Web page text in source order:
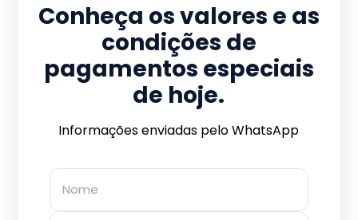
Conheça os valores e as
condições de
pagamentos especiais
de hoje.
Informações enviadas pelo WhatsApp